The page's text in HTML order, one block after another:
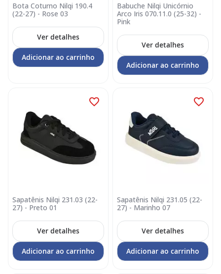
Bota Coturno Nilqi 190.4
(22-27) - Rose 03
Ver detalhes
Adicionar ao carrinho
Babuche Nilqi Unicórnio
Arco Iris 070.11.0 (25-32) -
Pink
Ver detalhes
Adicionar ao carrinho
Sapatênis Nilqi 231.03 (22-
27) - Preto 01
Ver detalhes
Adicionar ao carrinho
Sapatênis Nilqi 231.05 (22-
27) - Marinho 07
Ver detalhes
Adicionar ao carrinho